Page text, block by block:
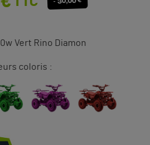
Vert Rino Diamon
coloris :